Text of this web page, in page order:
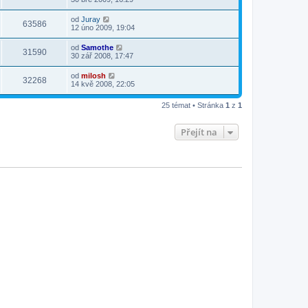
63586 od Juray
12 úno 2009, 19:04
31590 od Samothe
30 zář 2008, 17:47
32268 od milosh
14 kvě 2008, 22:05
25 témat • Stránka 1 z 1
Přejít na